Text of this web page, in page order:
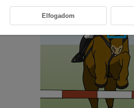
Elfogadom